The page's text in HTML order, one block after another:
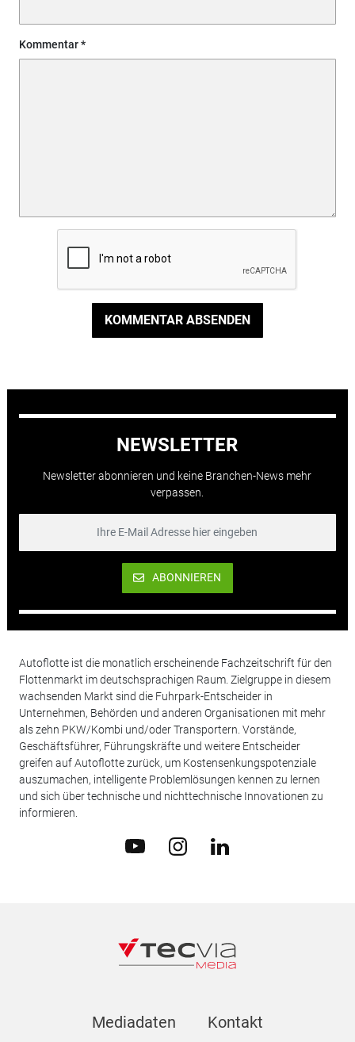
Kommentar
KOMMENTAR ABSENDEN
NEWSLETTER
Newsletter abonnieren und keine Branchen-News mehr
verpassen.
ABONNIEREN
Autoflotte ist die monatlich erscheinende Fachzeitschrift für den
Flottenmarkt im deutschsprachigen Raum. Zielgruppe in diesem
wachsenden Markt sind die Fuhrpark-Entscheider in
Unternehmen, Behörden und anderen Organisationen mit mehr
als zehn PKW/Kombi und/oder Transportern. Vorstände,
Geschäftsführer, Führungskräfte und weitere Entscheider
greifen auf Autoflotte zurück, um Kostensenkungspotenziale
auszumachen, intelligente Problemlösungen kennen zu lernen
und sich über technische und nichttechnische Innovationen zu
informieren.
Mediadaten Kontakt